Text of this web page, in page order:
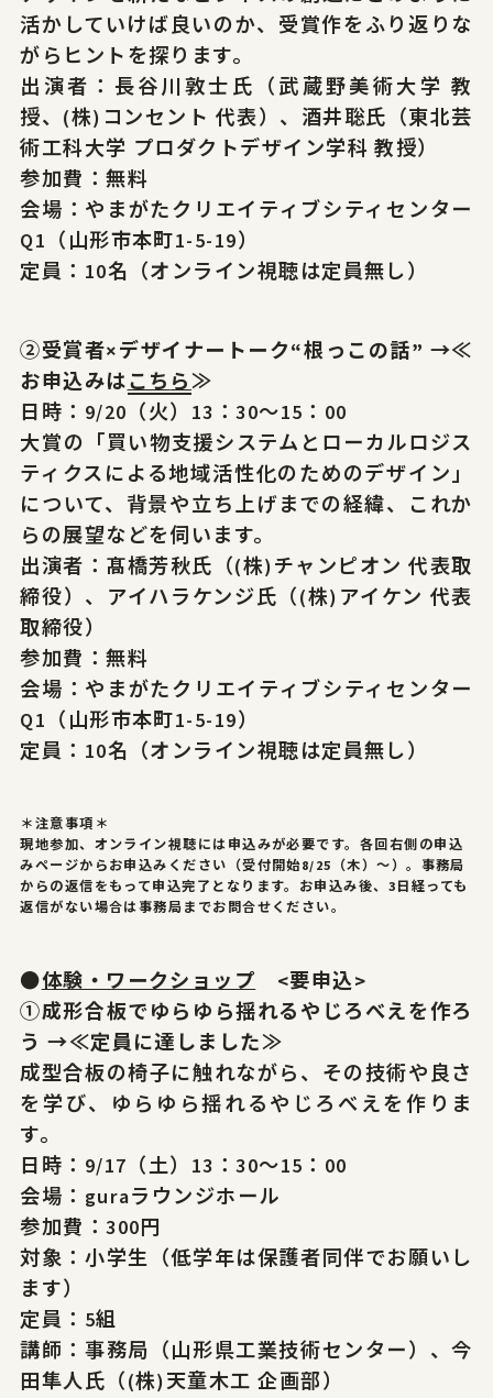
活かしていけば良いのか、受賞作をふり返りな
がらヒントを探ります。
出演者：長谷川敦士氏（武蔵野美術大学 教
授、(株)コンセント 代表）、酒井聡氏（東北芸
術工科大学 プロダクトデザイン学科 教授）
参加費：無料
会場：やまがたクリエイティブシティセンター
Q1（山形市本町1-5-19）
定員：10名（オンライン視聴は定員無し）
②受賞者×デザイナートーク“根っこの話” →≪
お申込みはこち ら≫
日時：9/20（火）13：30～15：00
大賞の「買い物支援システムとローカルロジス
ティクスによる地域活性化のためのデザイン」
について、背景や立ち上げまでの経緯、これか
らの展望などを伺います。
出演者：髙橋芳秋氏（(株)チャンピオン 代表取
締役）、アイハラケンジ氏（(株)アイケン 代表
取締役）
参加費：無料
会場：やまがたクリエイティブシティセンター
Q1（山形市本町1-5-19）
定員：10名（オンライン視聴は定員無し）
＊注意事項＊
現地参加、オンライン視聴には申込みが必要です。各回右側の申込
みページからお申込みください（受付開始8/25（木）～）。事務局
からの返信をもって申込完了となります。お申込み後、3日経っても
返信がない場合は事務局までお問合せください。
●体験・ワークショップ<要申込>
①成形合板でゆらゆら揺れるやじろべえを作ろ
う →≪定員に達しました≫
成型合板の椅子に触れながら、その技術や良さ
を学び、ゆらゆら揺れるやじろべえを作りま
す。
日時：9/17（土）13：30～15：00
会場：guraラウンジホール
参加費：300円
対象：小学生（低学年は保護者同伴でお願いし
ます）
定員：5組
講師：事務局（山形県工業技術センター）、今
田隼人氏（(株)天童木工 企画部）